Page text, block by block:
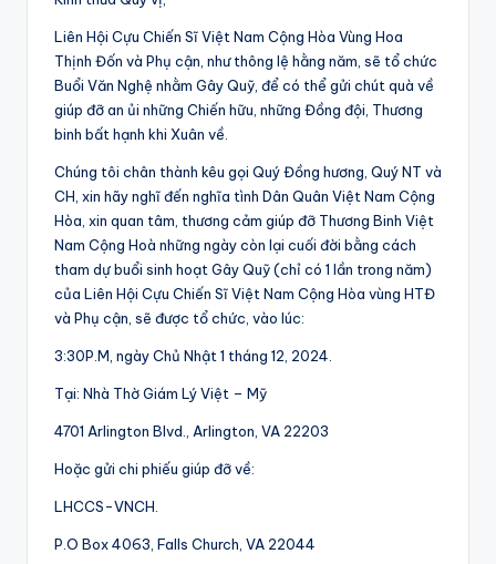
Liên Hội Cựu Chiến Sĩ Việt Nam Cộng Hòa Vùng Hoa
Thịnh Đốn và Phụ cận, như thông lệ hằng năm, sẽ tổ chức
Buổi Văn Nghệ nhằm Gây Quỹ, để có thể gửi chút quà về
giúp đỡ an ủi những Chiến hữu, những Đồng đội, Thương
binh bất hạnh khi Xuân về.
Chúng tôi chân thành kêu gọi Quý Đồng hương, Quý NT và
CH, xin hãy nghĩ đến nghĩa tình Dân Quân Việt Nam Cộng
Hòa, xin quan tâm, thương cảm giúp đỡ Thương Binh Việt
Nam Cộng Hoà những ngày còn lại cuối đời bằng cách
tham dự buổi sinh hoạt Gây Quỹ (chỉ có 1 lần trong năm)
của Liên Hội Cựu Chiến Sĩ Việt Nam Cộng Hòa vùng HTĐ
và Phụ cận, sẽ được tổ chức, vào lúc:
3:30P.M, ngày Chủ Nhật 1 tháng 12, 2024.
Tại: Nhà Thờ Giám Lý Việt – Mỹ
4701 Arlington Blvd., Arlington, VA 22203
Hoặc gửi chi phiếu giúp đỡ về:
LHCCS-VNCH.
P.O Box 4063, Falls Church, VA 22044